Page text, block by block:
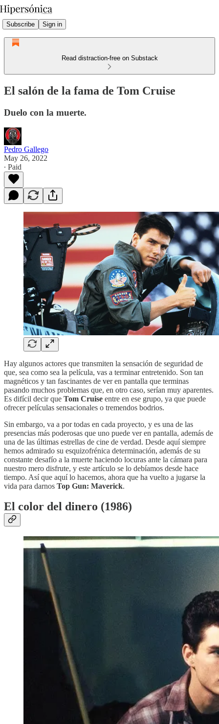
Subscribe Sign in
Read distraction-free on Substack
El salón de la fama de Tom Cruise
Duelo con la muerte.
Pedro Gallego
May 26, 2022
∙ Paid
Hay algunos actores que transmiten la sensación de seguridad de
que, sea como sea la película, vas a terminar entretenido. Son tan
magnéticos y tan fascinantes de ver en pantalla que terminas
pasando muchos problemas que, en otro caso, serían muy aparentes.
Es difícil decir que Tom Cruise entre en ese grupo, ya que puede
ofrecer películas sensacionales o tremendos bodrios.
Sin embargo, va a por todas en cada proyecto, y es una de las
presencias más poderosas que uno puede ver en pantalla, además de
una de las últimas estrellas de cine de verdad. Desde aquí siempre
hemos admirado su esquizofrénica determinación, además de su
constante desafío a la muerte haciendo locuras ante la cámara para
nuestro mero disfrute, y este artículo se lo debíamos desde hace
tiempo. Así que aquí lo hacemos, ahora que ha vuelto a jugarse la
vida para darnos Top Gun: Maverick.
El color del dinero (1986)